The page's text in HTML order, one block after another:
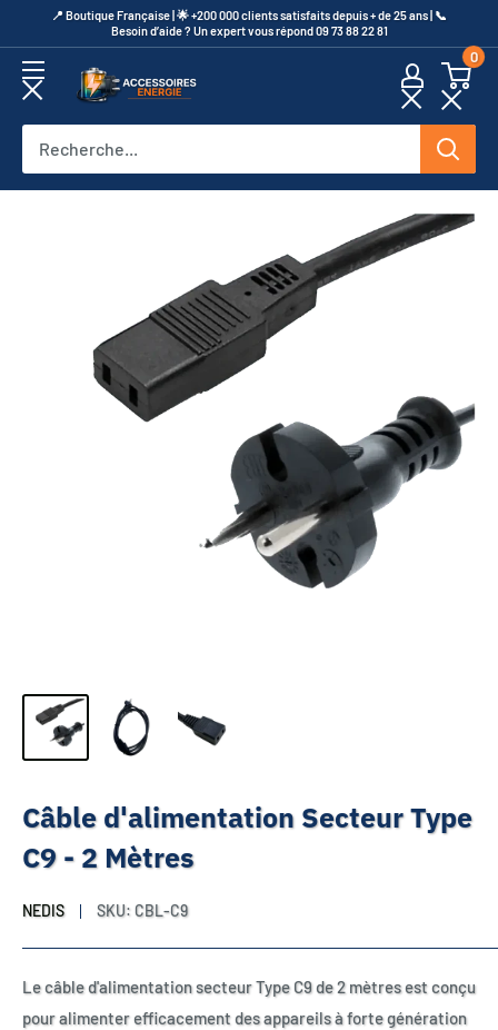
au
contenu
​📍​ Boutique Française | 🌟 +200 000 clients satisfaits depuis + de 25 ans | 📞​
Besoin d’aide ? Un expert vous répond 09 73 88 22 81
Accessoires
0
Câble d'alimentation Secteur Type
C9 - 2 Mètres
NEDIS SKU: CBL-C9
Le câble d'alimentation secteur Type C9 de 2 mètres est conçu
pour alimenter efficacement des appareils à forte génération